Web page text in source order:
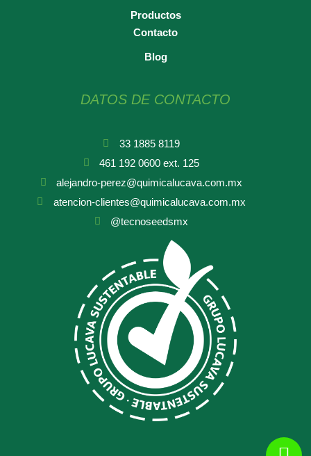
Productos
Contacto
Blog
DATOS DE CONTACTO
33 1885 8119
461 192 0600 ext. 125
alejandro-perez@quimicalucava.com.mx
atencion-clientes@quimicalucava.com.mx
@tecnoseedsmx